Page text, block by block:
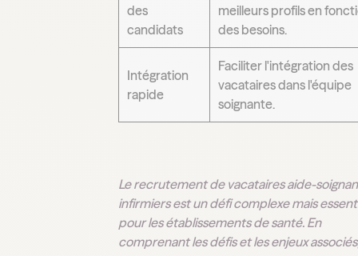
des
candidats
meilleurs profils en
des besoins.
Intégration
rapide
Faciliter l'intégration des
vacataires dans l'équipe
soignante.
Le recrutement de vacataires aide-
infirmiers est un défi complexe mais
pour les établissements de santé. En
comprenant les défis et les enjeux